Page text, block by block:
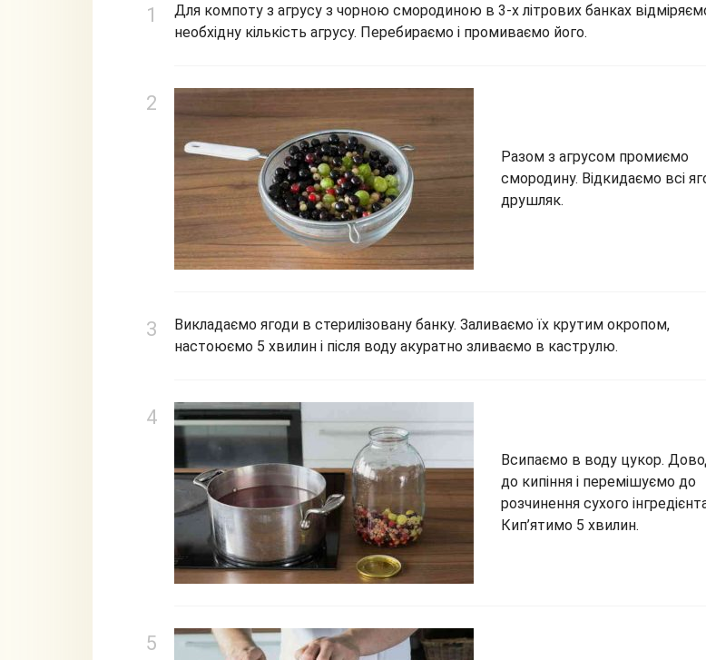
Для компоту з агрусу з чорною смородиною в 3-х літрових банках
необхідну кількість агрусу. Перебираємо і промиваємо його.
Разом з агрусом промиємо
смородину. Відкидаємо всі
друшляк.
Викладаємо ягоди в стерилізовану банку. Заливаємо їх крутим окропом,
настоюємо 5 хвилин і після воду акуратно зливаємо в каструлю.
Всипаємо в воду цукор.
до кипіння і перемішуємо до
розчинення сухого
Кип’ятимо 5 хвилин.